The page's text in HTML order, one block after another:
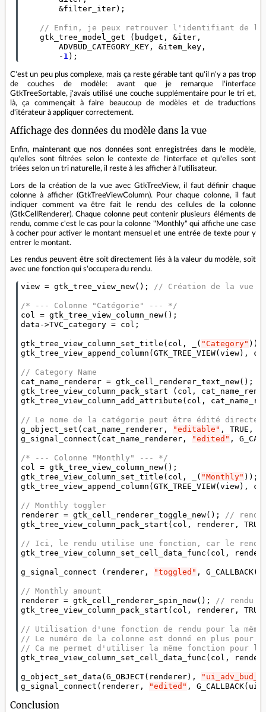
&filter_iter);
// Enfin, je peux retrouver l'identifiant de la
gtk_tree_model_get
( budget , &iter ,
ADVBUD_CATEGORY_KEY , &item_key ,
- 1);
C'est un peu plus complexe, mais ça reste gérable tant qu'il n'y a pas trop
de couches de modèle: avant que je remarque l'interface
GtkTreeSortable, j'avais utilisé une couche supplémentaire pour le tri et,
là, ça commençait à faire beaucoup de modèles et de traductions
d'itérateur à appliquer correctement.
Affichage des données du modèle dans la vue
Enfin, maintenant que nos données sont enregistrées dans le modèle,
qu'elles sont filtrées selon le contexte de l'interface et qu'elles sont
triées selon un tri naturelle, il reste à les afficher à l'utilisateur.
Lors de la création de la vue avec GtkTreeView, il faut définir chaque
colonne à afficher (GtkTreeViewColumn). Pour chaque colonne, il faut
indiquer comment va être fait le rendu des cellules de la colonne
(GtkCellRenderer). Chaque colonne peut contenir plusieurs éléments de
rendu, comme c'est le cas pour la colonne "Monthly" qui affiche une case
à cocher pour activer le montant mensuel et une entrée de texte pour y
entrer le montant.
Les rendus peuvent être soit directement liés à la valeur du modèle, soit
avec une fonction qui s'occupera du rendu.
view = gtk_tree_view_new(); // Création de la vue
/* --- Colonne "Catégorie" --- */
col = gtk_tree_view_column_new();
data ->TVC_category = col ;
gtk_tree_view_column_set_title ( col , ( "Category" ));
gtk_tree_view_append_column ( GTK_TREE_VIEW( view),
// Category Name
cat_name_renderer = gtk_cell_renderer_text_new();
gtk_tree_view_column_pack_start
( col ,
gtk_tree_view_column_add_attribute ( col ,
// Le nome de la catégorie peut être édité
g_object_set ( cat_name_renderer , "editable" , TRUE ,
g_signal_connect ( cat_name_renderer , "edited" ,
/* --- Colonne "Monthly" --- */
col = gtk_tree_view_column_new();
gtk_tree_view_column_set_title ( col , ( "Monthly" ));
gtk_tree_view_append_column ( GTK_TREE_VIEW( view),
// Monthly toggler
renderer = gtk_cell_renderer_toggle_new();
// rendu
gtk_tree_view_column_pack_start ( col , renderer , TRUE
// Ici, le rendu utilise une fonction, car le
gtk_tree_view_column_set_cell_data_func ( col ,
g_signal_connect ( renderer , "toggled" , G_CALLBACK(
// Monthly amount
renderer = gtk_cell_renderer_spin_new();
// rendu
gtk_tree_view_column_pack_start ( col , renderer , TRUE
// Utilisation d'une fonction de rendu pour la
// Le numéro de la colonne est donné en plus pour
// Ca me permet d'utiliser la même fonction pour les
gtk_tree_view_column_set_cell_data_func ( col ,
g_object_set_data ( G_OBJECT( renderer),
g_signal_connect ( renderer , "edited" , G_CALLBACK(
Conclusion